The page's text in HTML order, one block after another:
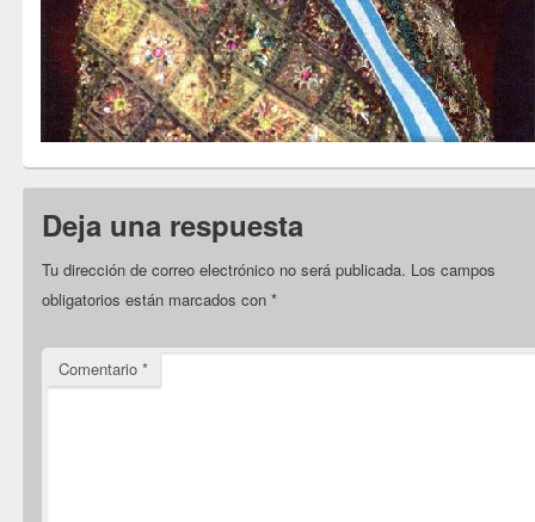
Deja una respuesta
Tu dirección de correo electrónico no será publicada. Los campos
obligatorios están marcados con*
Comentario*